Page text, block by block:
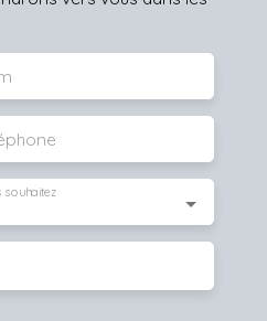
souhaitez